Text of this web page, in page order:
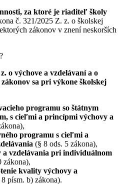
za ktoré je riaditeľ školy
č. 321/2025 Z. z. o školskej
zákonov v znení neskorších
o výchove a vzdelávaní a o
sa pri výkone školskej
programu so štátnym
s cieľmi a princípmi výchovy a
programu s cieľmi a
(§ 8 ods. 5 zákona),
vzdelávania pri individuálnom
zákona),
kvality výchovy a
písm. b) zákona).